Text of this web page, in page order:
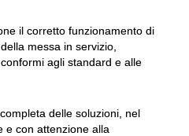
il corretto funzionamento di
messa in servizio,
agli standard e alle
delle soluzioni, nel
e con attenzione alla